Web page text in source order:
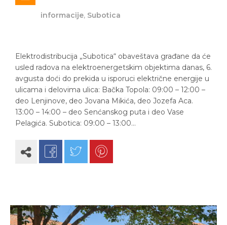
informacije, Subotica
Elektrodistribucija „Subotica“ obaveštava građane da će
usled radova na elektroenergetskim objektima danas, 6.
avgusta doći do prekida u isporuci električne energije u
ulicama i delovima ulica: Bačka Topola: 09:00 – 12:00 –
deo Lenjinove, deo Jovana Mikića, deo Jozefa Aca.
13:00 – 14:00 – deo Senćanskog puta i deo Vase
Pelagića. Subotica: 09:00 – 13:00…